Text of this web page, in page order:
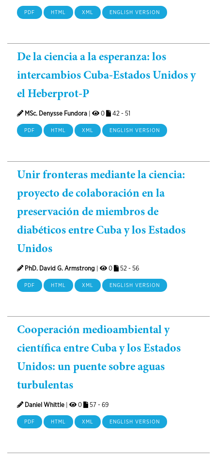
PDF HTML XML ENGLISH VERSION
De la ciencia a la esperanza: los
intercambios Cuba-Estados Unidos y
el Heberprot-P
MSc. Denysse Fundora 0 42 - 51
PDF HTML XML ENGLISH VERSION
Unir fronteras mediante la ciencia:
proyecto de colaboración en la
preservación de miembros de
diabéticos entre Cuba y los Estados
Unidos
PhD. David G. Armstrong 0 52 - 56
PDF HTML XML ENGLISH VERSION
Cooperación medioambiental y
científica entre Cuba y los Estados
Unidos: un puente sobre aguas
turbulentas
Daniel Whittle 0 57 - 69
PDF HTML XML ENGLISH VERSION